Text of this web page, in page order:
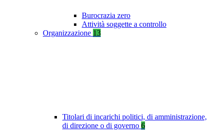
Burocrazia zero
Attività soggette a controllo
Organizzazione 13
Titolari di incarichi politici, di amministrazione,
di direzione o di governo 6